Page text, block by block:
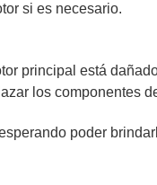
si es necesario.
principal está
los componentes
poder